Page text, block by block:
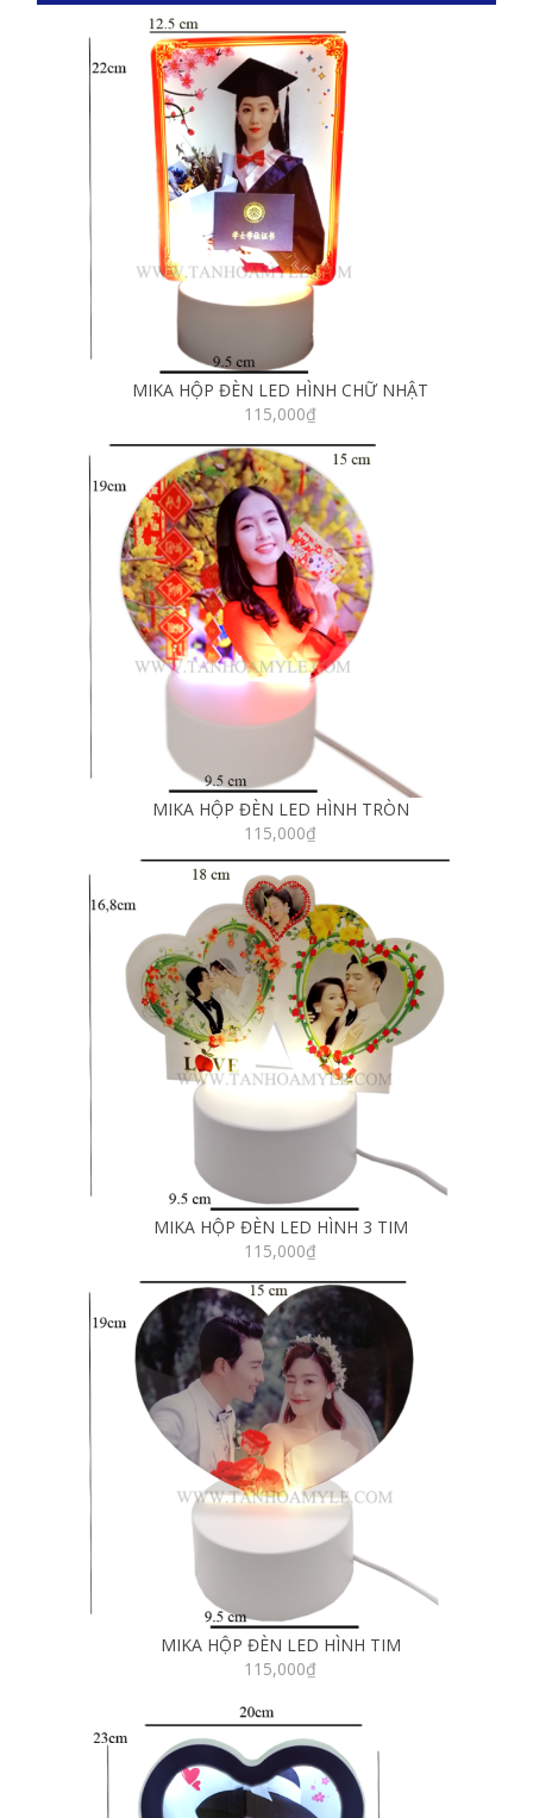
MIKA HỘP ĐÈN LED HÌNH CHỮ NHẬT
115,000₫
MIKA HỘP ĐÈN LED HÌNH TRÒN
115,000₫
MIKA HỘP ĐÈN LED HÌNH 3 TIM
115,000₫
MIKA HỘP ĐÈN LED HÌNH TIM
115,000₫